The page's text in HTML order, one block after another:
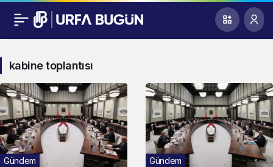
kabine toplantısı
Gündem Gündem